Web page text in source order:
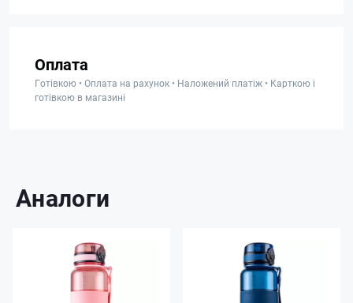
Оплата
Готівкою • Оплата на рахунок • Наложений платіж • Карткою і
готівкою в магазині
Аналоги